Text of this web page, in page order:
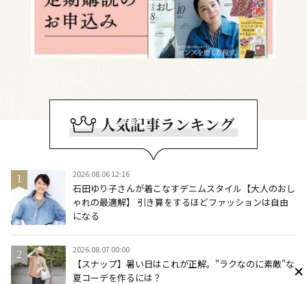
2026.08.06 12:16
石田ゆり子さんが着こなすデニムスタイル【大人のおし
ゃれの最適解】 引き算をするほどファッションは自由
になる
2026.08.07 00:00
【スナップ】暑い日はこれが正解。"ラクなのに素敵"な
夏コーデを作るには？